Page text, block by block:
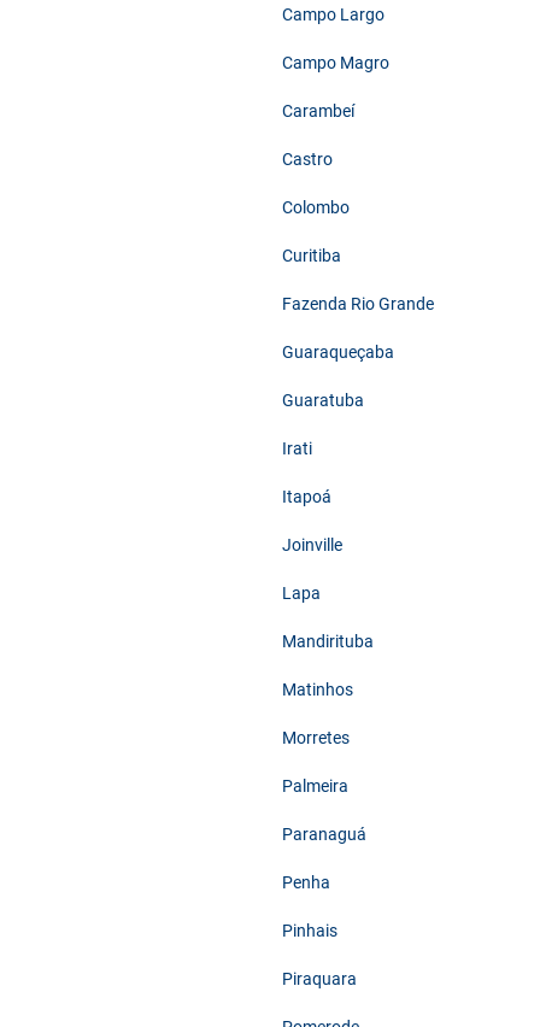
Campo Largo
Campo Magro
Carambeí
Castro
Colombo
Curitiba
Fazenda Rio Grande
Guaraqueçaba
Guaratuba
Irati
Itapoá
Joinville
Lapa
Mandirituba
Matinhos
Morretes
Palmeira
Paranaguá
Penha
Pinhais
Piraquara